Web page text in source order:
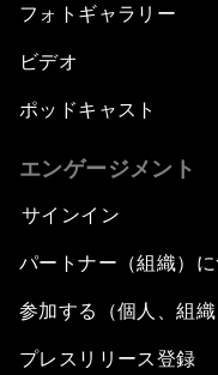
フォトギャラリー
ビデオ
ポッドキャスト
エンゲージメント
サインイン
パートナー（組織）
参加する（個人、組織
プレスリリース登録